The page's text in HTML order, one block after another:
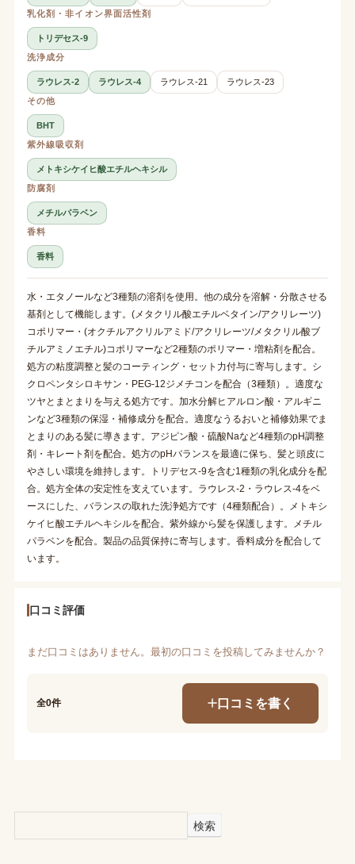
乳化剤・非イオン界面活性剤
トリデセス-9
洗浄成分
ラウレス-2 ラウレス-4 ラウレス-21
ラウレス-23
その他
BHT
紫外線吸収剤
メトキシケイヒ酸エチルヘキシル
防腐剤
メチルパラベン
香料
香料
水・エタノールなど3種類の溶剤を使用。他の成分を溶解・分散させる
基剤として機能します。(メタクリル酸エチルベタイン/アクリレーツ)
コポリマー・(オクチルアクリルアミド/アクリレーツ/メタクリル酸ブ
チルアミノエチル)コポリマーなど2種類のポリマー・増粘剤を配合。
処方の粘度調整と髪のコーティング・セット力付与に寄与します。シ
クロペンタシロキサン・PEG-12ジメチコンを配合（3種類）。適度な
ツヤとまとまりを与える処方です。加水分解ヒアルロン酸・アルギニ
ンなど3種類の保湿・補修成分を配合。適度なうるおいと補修効果でま
とまりのある髪に導きます。アジピン酸・硫酸Naなど4種類のpH調整
剤・キレート剤を配合。処方のpHバランスを最適に保ち、髪と頭皮に
やさしい環境を維持します。トリデセス-9を含む1種類の乳化成分を配
合。処方全体の安定性を支えています。ラウレス-2・ラウレス-4をベ
ースにした、バランスの取れた洗浄処方です（4種類配合）。メトキシ
ケイヒ酸エチルヘキシルを配合。紫外線から髪を保護します。メチル
パラベンを配合。製品の品質保持に寄与します。香料成分を配合して
います。
口コミ評価
まだ口コミはありません。最初の口コミを投稿してみませんか？
全0件 口コミを書く
検索